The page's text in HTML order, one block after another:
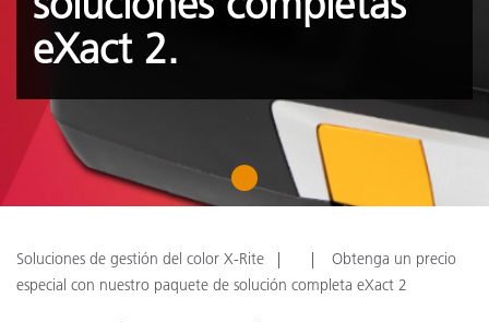
eXact 2.
1
Soluciones de gestión del color X-Rite
Obtenga un precio
especial con nuestro paquete de solución completa eXact 2